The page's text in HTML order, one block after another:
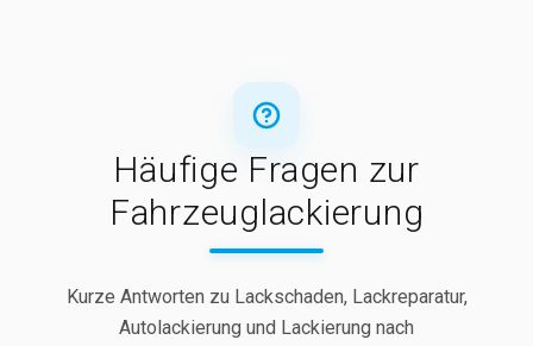
Häufige Fragen zur
Fahrzeuglackierung
Kurze Antworten zu Lackschaden, Lackreparatur,
Autolackierung und Lackierung nach